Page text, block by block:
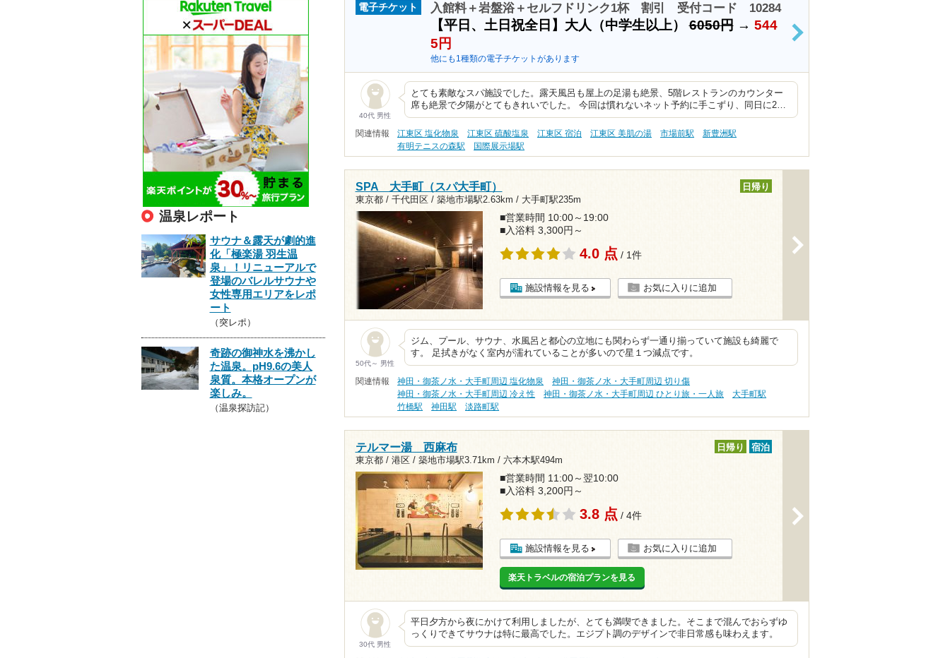
電子チケット 入館料＋岩盤浴＋セルフドリンク1杯 割引 受付コード 10284
【平日、土日祝全日】大人（中学生以上）6050円→ 544
5円
他にも1種類の電子チケットがあります
>
40代 男性
とても素敵なスパ施設でした。露天風呂も屋上の足湯も絶景、5階レストランのカウンター
席も絶景で夕陽がとてもきれいでした。 今回は慣れないネット予約に手こずり、同日に2…
関連情報 江東区 塩化物泉 江東区 硫酸塩泉 江東区 宿泊 江東区 美肌の湯 市場前駅
新豊洲駅
有明テニスの森駅
国際展示場駅
SPA 大手町（スパ大手町）
東京都 / 千代田区 / 築地市場駅2.63km / 大手町駅235m
日帰り
■営業時間 10:00～19:00
■入浴料 3,300円～
4.0 点 / 1件
施設情報を見る お気に入りに追加
50代～ 男性
ジム、プール、サウナ、水風呂と都心の立地にも関わらず一通り揃っていて施設も綺麗で
す。 足拭きがなく室内が濡れていることが多いので星１つ減点です。
関連情報 神田・御茶ノ水・大手町周辺 塩化物泉
神田・御茶ノ水・大手町周辺 切り傷
神田・御茶ノ水・大手町周辺 冷え性
神田・御茶ノ水・大手町周辺 ひとり旅・一人旅
大手町駅
竹橋駅
神田駅 淡路町駅
テルマー湯 西麻布
東京都 / 港区 / 築地市場駅3.71km / 六本木駅494m
日帰り 宿泊
■営業時間 11:00～翌10:00
■入浴料 3,200円～
3.8 点 / 4件
施設情報を見る お気に入りに追加
楽天トラベルの宿泊プランを見る
30代 男性
平日夕方から夜にかけて利用しましたが、とても満喫できました。そこまで混んでおらずゆ
っくりできてサウナは特に最高でした。エジプト調のデザインで非日常感も味わえます。
温泉レポート
サウナ＆露天が劇的進
化「極楽湯 羽生温
泉」！リニューアルで
登場のバレルサウナや
女性専用エリアをレポ
ート
（突レポ）
奇跡の御神水を沸かし
た温泉。pH9.6の美人
泉質。本格オープンが
楽しみ。
（温泉探訪記）